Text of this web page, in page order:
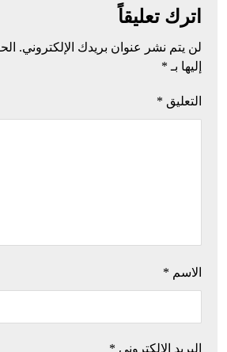
اترك تعليقاً
لن يتم نشر عنوان بريدك الإلكتروني.
إليها بـ *
التعليق *
الاسم *
البريد الإلكتروني *